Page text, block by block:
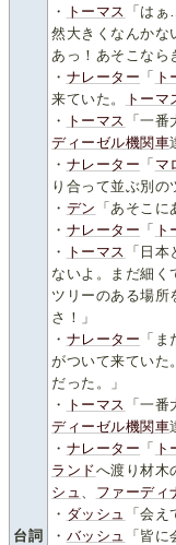
台詞
・ トーマス
「は
然大きくなんかな
あっ！あそこなら
・ ナレーター 「 ト
来ていた。
トーマ
・
トーマス
「一
ディーゼル機関車
・ ナレーター 「 マ
り合って並ぶ別の
・ デン 「あそこ
・ ナレーター 「 ト
・
トーマス
「日
ないよ。まだ細く
ツリーのある場所
さ！」
・ ナレーター 「
がついて来ていた
だった。」
・
トーマス
「一
ディーゼル機関車
・ ナレーター 「 ト
ランドへ渡り材木
シュ
ファーディ
・ ダッシュ
「会
・ バッシュ
「皆に